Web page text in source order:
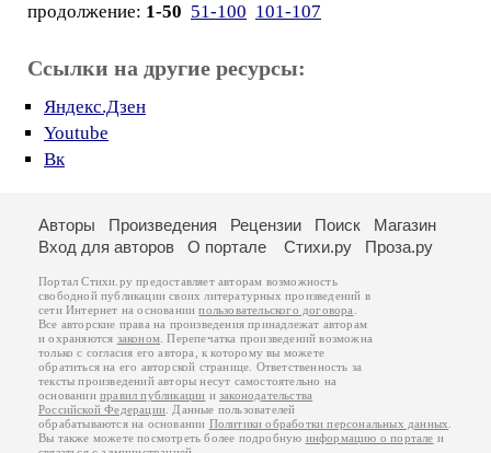
продолжение: 1-50 51-100 101-107
Ссылки на другие ресурсы:
Яндекс.Дзен
Youtube
Вк
Авторы Произведения Рецензии Поиск
Магазин
Вход для авторов
О портале Стихи.ру Проза.ру
Портал Стихи.ру предоставляет авторам возможность
свободной публикации своих литературных произведений в
сети Интернет на основаниипользовательского договора
Все авторские права на произведения принадлежат авторам
и охраняются законом . Перепечатка произведений возможна
только с согласия его автора, к которому вы можете
обратиться на его авторской странице. Ответственность за
тексты произведений авторы несут самостоятельно на
основанииправил публикации изаконодательства
Российской Федерации . Данные пользователей
обрабатываются на основании Политики обработки персональных данных
Вы также можете посмотреть более подробную информацию о портале и